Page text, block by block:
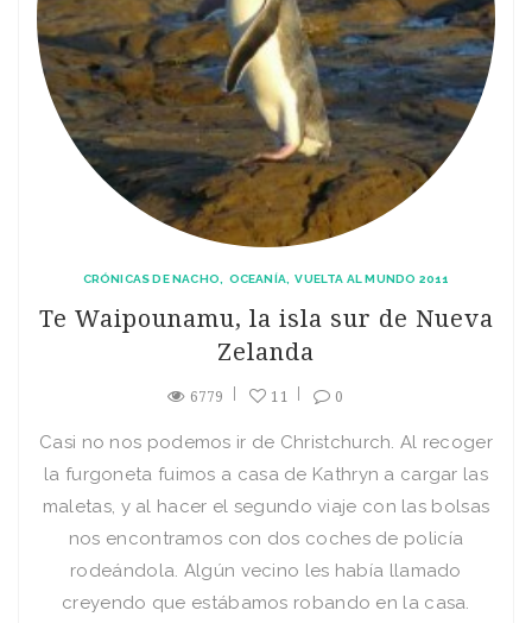
CRÓNICAS DE NACHO OCEANÍA VUELTA AL MUNDO 2011
Te Waipounamu, la isla sur de Nueva
Zelanda
6779 11 0
Casi no nos podemos ir de Christchurch. Al recoger
la furgoneta fuimos a casa de Kathryn a cargar las
maletas, y al hacer el segundo viaje con las bolsas
nos encontramos con dos coches de policía
rodeándola. Algún vecino les había llamado
creyendo que estábamos robando en la casa.